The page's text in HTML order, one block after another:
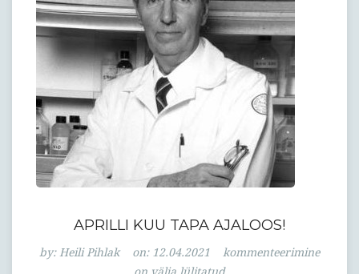
APRILLI KUU TAPA AJALOOS!
by: Heili Pihlak on: 12.04.2021
Aprilli
kuu
kommenteerimine